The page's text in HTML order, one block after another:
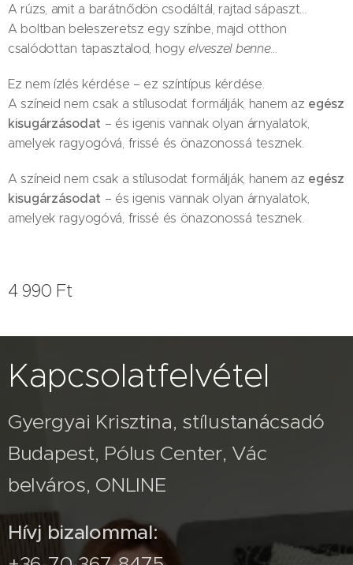
A rúzs, amit a barátnődön csodáltál, rajtad sápaszt…
A boltban beleszeretsz egy színbe, majd otthon
csalódottan tapasztalod, hogyelveszel benne…
Ez nem ízlés kérdése – ez színtípus kérdése.
A színeid nem csak a stílusodat formálják, hanem az egész
kisugárzásodat – és igenis vannak olyan árnyalatok,
amelyek ragyogóvá, frissé és önazonossá tesznek.
A színeid nem csak a stílusodat formálják, hanem az egész
kisugárzásodat – és igenis vannak olyan árnyalatok,
amelyek ragyogóvá, frissé és önazonossá tesznek.
4 990 Ft
Kapcsolatfelvétel
Gyergyai Krisztina, stílustanácsadó
Budapest, Pólus Center, Vác
belváros, ONLINE
Hívj bizalommal: